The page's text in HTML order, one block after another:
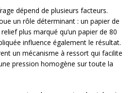
dépend de plusieurs facteurs.
un rôle déterminant : un papier de
plus marqué qu’un papier de 80
influence également le résultat.
un mécanisme à ressort qui facilite
pression homogène sur toute la